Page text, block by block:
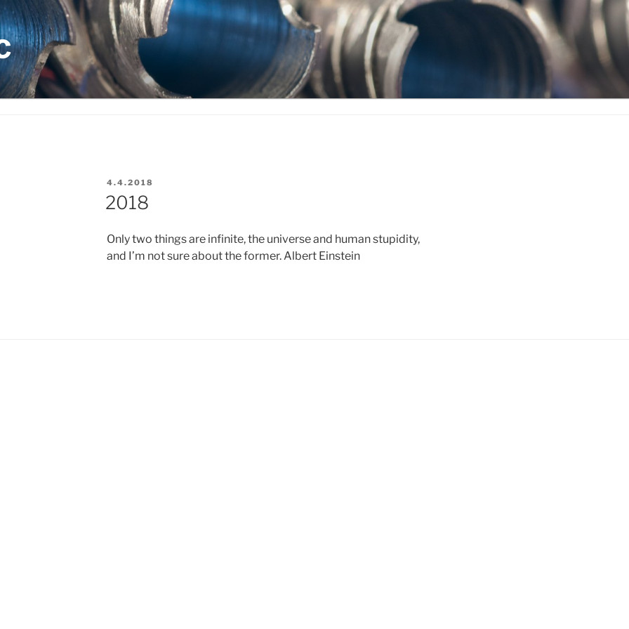
JULKAISTU
4.4.2018
2018
Only two things are infinite, the universe and human stupidity,
and I’m not sure about the former. Albert Einstein